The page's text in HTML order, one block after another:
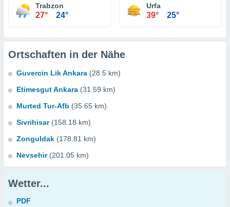
Trabzon
27° 24°
Urfa
39° 25°
Ortschaften in der Nähe
Guvercin Lik Ankara (28.5 km)
Etimesgut Ankara (31.59 km)
Murted Tur-Afb (35.65 km)
Sivrihisar (158.18 km)
Zonguldak (178.81 km)
Nevsehir (201.05 km)
Wetter...
PDF